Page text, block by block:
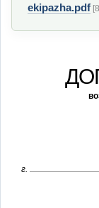
ekipazha.pdf
г.